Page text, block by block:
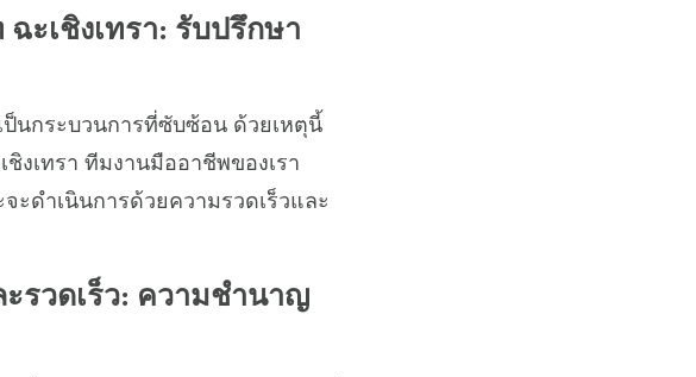
ะเชิงเทรา: รับปรึกษา
ป็นกระบวนการที่ซับซ้อน ด้วยเหตุนี้
งเทรา ทีมงานมืออาชีพของเรา
ะดำเนินการด้วยความรวดเร็วและ
รวดเร็ว: ความชำนาญ